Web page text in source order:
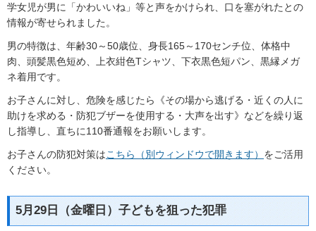
学女児が男に「かわいいね」等と声をかけられ、口を塞がれたとの
情報が寄せられました。
男の特徴は、年齢30～50歳位、身長165～170センチ位、体格中
肉、頭髪黒色短め、上衣紺色Tシャツ、下衣黒色短パン、黒縁メガ
ネ着用です。
お子さんに対し、危険を感じたら《その場から逃げる・近くの人に
助けを求める・防犯ブザーを使用する・大声を出す》などを繰り返
し指導し、直ちに110番通報をお願いします。
お子さんの防犯対策はこちら（別ウィンドウで開きます） をご活用
ください。
5月29日（金曜日）子どもを狙った犯罪